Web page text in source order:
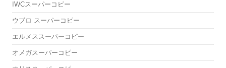
IWCスーパーコピー
ウブロ スーパーコピー
エルメススーパーコピー
オメガスーパーコピー